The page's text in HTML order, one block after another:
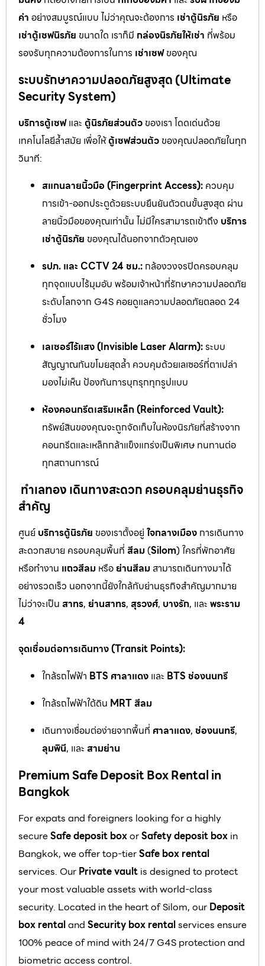
ค่า อย่างสมบูรณ์แบบ ไม่ว่าคุณจะต้องการ เช่าตู้นิรภัย หรือ
เช่าตู้เซฟนิรภัย ขนาดใด เราก็มี กล่องนิรภัยให้เช่า ที่พร้อม
รองรับทุกความต้องการในการ เช่าเซฟของคุณ
ระบบรักษาความปลอดภัยสูงสุด (Ultimate
Security System)
บริการตู้เซฟและ ตู้นิรภัยส่วนตัว ของเรา โดดเด่นด้วย
เทคโนโลยีล้ำสมัย เพื่อให้ตู้เซฟส่วนตัว ของคุณปลอดภัยในทุก
วินาที:
สแกนลายนิ้วมือ (Fingerprint Access): ควบคุม
การเข้า-ออกประตูด้วยระบบยืนยันตัวตนขั้นสูงสุด ผ่าน
ลายนิ้วมือของคุณเท่านั้น ไม่มีใครสามารถเข้าถึง บริการ
เช่าตู้นิรภัย ของคุณได้นอกจากตัวคุณเอง
รปภ. และ CCTV 24 ชม.: กล้องวงจรปิดครอบคลุม
ทุกจุดแบบไร้มุมอับ พร้อมเจ้าหน้าที่รักษาความปลอดภัย
ระดับโลกจาก G4S คอยดูแลความปลอดภัยตลอด 24
ชั่วโมง
เลเซอร์ไร้แสง (Invisible Laser Alarm):ระบบ
สัญญาณกันขโมยสุดล้ำ ควบคุมด้วยเลเซอร์ที่ตาเปล่า
มองไม่เห็น ป้องกันการบุกรุกทุกรูปแบบ
ห้องคอนกรีตเสริมเหล็ก (Reinforced Vault):
ทรัพย์สินของคุณจะถูกจัดเก็บในห้องนิรภัยที่สร้างจาก
คอนกรีตและเหล็กกล้าแข็งแกร่งเป็นพิเศษ ทนทานต่อ
ทุกสถานการณ์
ทำเลทอง เดินทางสะดวก ครอบคลุมย่านธุรกิจ
สำคัญ
ศูนย์ บริการตู้นิรภัย ของเราตั้งอยู่ ใจกลางเมือง การเดินทาง
สะดวกสบาย ครอบคลุมพื้นที่ สีลม(Silom) ใครที่พักอาศัย
หรือทำงาน แถวสีลม หรือย่านสีลม สามารถเดินทางมาได้
อย่างรวดเร็ว นอกจากนี้ยังใกล้กับย่านธุรกิจสำคัญมากมาย
ไม่ว่าจะเป็น สาทร, ย่านสาทร, สุรวงศ์, บางรัก, และ พระราม
4
จุดเชื่อมต่อการเดินทาง (Transit Points):
ใกล้รถไฟฟ้า BTS ศาลาแดง และ BTS ช่องนนทรี
ใกล้รถไฟฟ้าใต้ดิน MRT สีลม
เดินทางเชื่อมต่อง่ายจากพื้นที่ ศาลาแดง, ช่องนนทรี,
ลุมพินี, และ สามย่าน
Premium Safe Deposit Box Rental in
Bangkok
For expats and foreigners looking for a highly
secureSafe deposit boxorSafety deposit box in
Bangkok, we offer top-tierSafe box rental
services. Our Private vault is designed to protect
your most valuable assets with world-class
security. Located in the heart of Silom, our Deposit
box rentaland Security box rentalservices ensure
100% peace of mind with 24/7 G4S protection and
biometric access control.